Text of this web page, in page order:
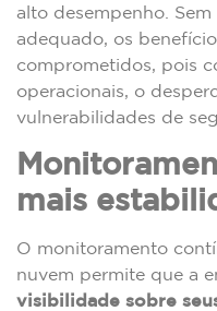
alto desempenho.
adequado, os
comprometidos, pois
operacionais, o
vulnerabilidades de
mais
O monitoramento
nuvem permite que a
visibilidade sobre